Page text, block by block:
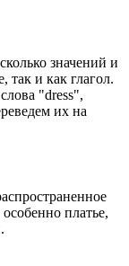
значений и
так и как глагол.
"dress",
их на
платье,